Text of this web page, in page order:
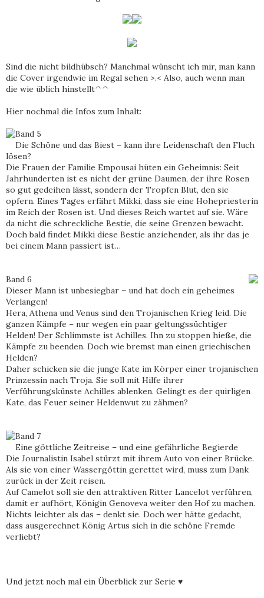
Sind die nicht bildhübsch? Manchmal wünscht ich mir, man kann
die Cover irgendwie im Regal sehen >.< Also, auch wenn man
die wie üblich hinstellt^^
Hier nochmal die Infos zum Inhalt:
Band 5
Die Schöne und das Biest – kann ihre Leidenschaft den Fluch
lösen?
Die Frauen der Familie Empousai hüten ein Geheimnis: Seit
Jahrhunderten ist es nicht der grüne Daumen, der ihre Rosen
so gut gedeihen lässt, sondern der Tropfen Blut, den sie
opfern. Eines Tages erfährt Mikki, dass sie eine Hohepriesterin
im Reich der Rosen ist. Und dieses Reich wartet auf sie. Wäre
da nicht die schreckliche Bestie, die seine Grenzen bewacht.
Doch bald findet Mikki diese Bestie anziehender, als ihr das je
bei einem Mann passiert ist…
Band 6
Dieser Mann ist unbesiegbar – und hat doch ein geheimes
Verlangen!
Hera, Athena und Venus sind den Trojanischen Krieg leid. Die
ganzen Kämpfe – nur wegen ein paar geltungssüchtiger
Helden! Der Schlimmste ist Achilles. Ihn zu stoppen hieße, die
Kämpfe zu beenden. Doch wie bremst man einen griechischen
Helden?
Daher schicken sie die junge Kate im Körper einer trojanischen
Prinzessin nach Troja. Sie soll mit Hilfe ihrer
Verführungskünste Achilles ablenken. Gelingt es der quirligen
Kate, das Feuer seiner Heldenwut zu zähmen?
Band 7
Eine göttliche Zeitreise – und eine gefährliche Begierde
Die Journalistin Isabel stürzt mit ihrem Auto von einer Brücke.
Als sie von einer Wassergöttin gerettet wird, muss zum Dank
zurück in der Zeit reisen.
Auf Camelot soll sie den attraktiven Ritter Lancelot verführen,
damit er aufhört, Königin Genoveva weiter den Hof zu machen.
Nichts leichter als das – denkt sie. Doch wer hätte gedacht,
dass ausgerechnet König Artus sich in die schöne Fremde
verliebt?
Und jetzt noch mal ein Überblick zur Serie ♥